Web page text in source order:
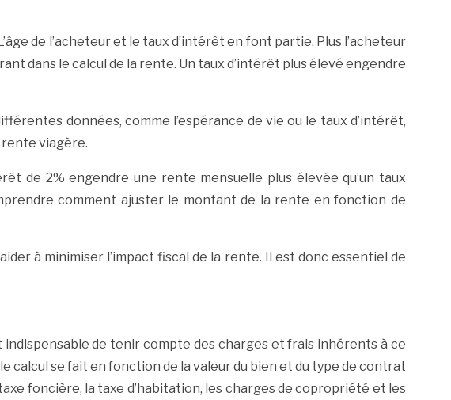
de l’acheteur et le taux d’intérêt en font partie. Plus l’acheteur
dans le calcul de la rente. Un taux d’intérêt plus élevé engendre
données, comme l’espérance de vie ou le taux d’intérêt,
viagère.
de 2% engendre une rente mensuelle plus élevée qu’un taux
comment ajuster le montant de la rente en fonction de
à minimiser l’impact fiscal de la rente. Il est donc essentiel de
de tenir compte des charges et frais inhérents à ce
calcul se fait en fonction de la valeur du bien et du type de contrat
foncière, la taxe d’habitation, les charges de copropriété et les